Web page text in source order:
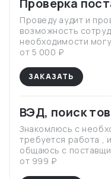
Проверка
рынка,
Проведу аудит и
возможность
необходимости
образцы и лучшие
от 5 000 ₽
ЗАКАЗАТЬ
ВЭД, поиск
Знакомлюсь с
требуется работа ,
общаюсь с
доставляю товар
от 999 ₽